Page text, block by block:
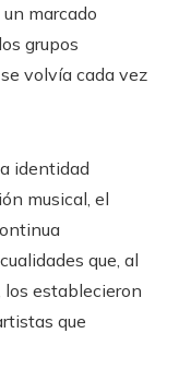
marcado
grupos
volvía cada vez
identidad
musical, el
que, al
establecieron
que